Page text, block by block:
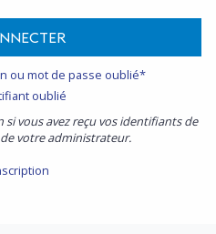
ou mot de passe oublié*
oublié
vous avez reçu vos identifiants de
votre administrateur.